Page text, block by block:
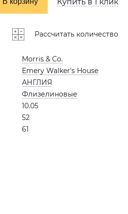
Рассчитать количество
Morris & Co.
Emery Walker's House
АНГЛИЯ
Флизелиновые
10.05
52
61